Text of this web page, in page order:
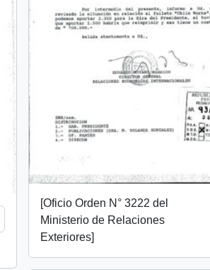
Añadir al portapapeles
[Oficio Orden N° 3222 del
Ministerio de Relaciones
Exteriores]